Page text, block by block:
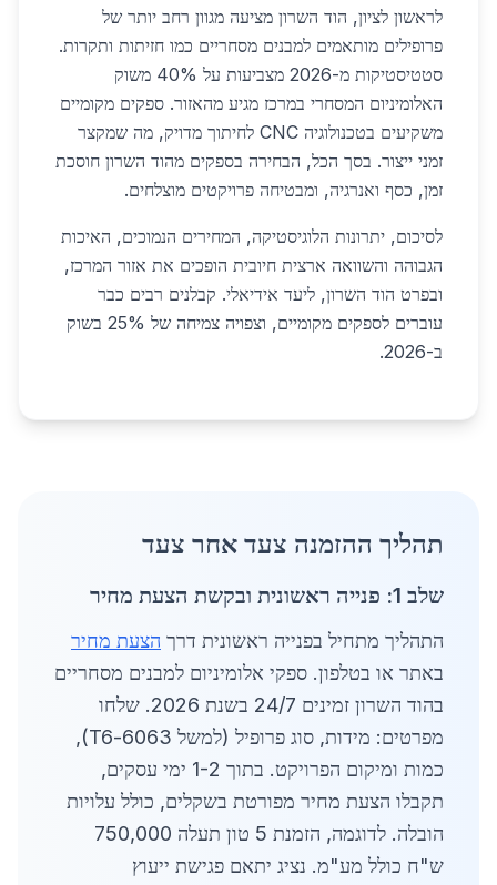
לראשון לציון, הוד השרון מציעה מגוון רחב יותר של
פרופילים מותאמים למבנים מסחריים כמו חזיתות ותקרות.
סטטיסטיקות מ-2026 מצביעות על 40% משוק
האלומיניום המסחרי במרכז מגיע מהאזור. ספקים מקומיים
משקיעים בטכנולוגיה CNC לחיתוך מדויק, מה שמקצר
זמני ייצור. בסך הכל, הבחירה בספקים מהוד השרון חוסכת
זמן, כסף ואנרגיה, ומבטיחה פרויקטים מוצלחים.
לסיכום, יתרונות הלוגיסטיקה, המחירים הנמוכים, האיכות
הגבוהה והשוואה ארצית חיובית הופכים את אזור המרכז,
ובפרט הוד השרון, ליעד אידיאלי. קבלנים רבים כבר
עוברים לספקים מקומיים, וצפויה צמיחה של 25% בשוק
ב-2026.
תהליך ההזמנה צעד אחר צעד
שלב 1: פנייה ראשונית ובקשת הצעת מחיר
התהליך מתחיל בפנייה ראשונית דרך הצעת מחיר
באתר או בטלפון. ספקי אלומיניום למבנים מסחריים
בהוד השרון זמינים 24/7 בשנת 2026. שלחו
מפרטים: מידות, סוג פרופיל (למשל 6063-T6),
כמות ומיקום הפרויקט. בתוך 1-2 ימי עסקים,
תקבלו הצעת מחיר מפורטת בשקלים, כולל עלויות
הובלה. לדוגמה, הזמנת 5 טון תעלה 750,000
ש"ח כולל מע"מ. נציג יתאם פגישת ייעוץ